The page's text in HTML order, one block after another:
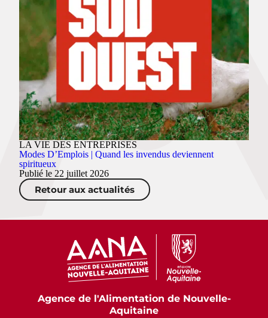
LA VIE DES ENTREPRISES
Modes D’Emplois | Quand les invendus deviennent
spiritueux
Publié le 22 juillet 2026
Retour aux actualités
Agence de l'Alimentation de Nouvelle-
Aquitaine